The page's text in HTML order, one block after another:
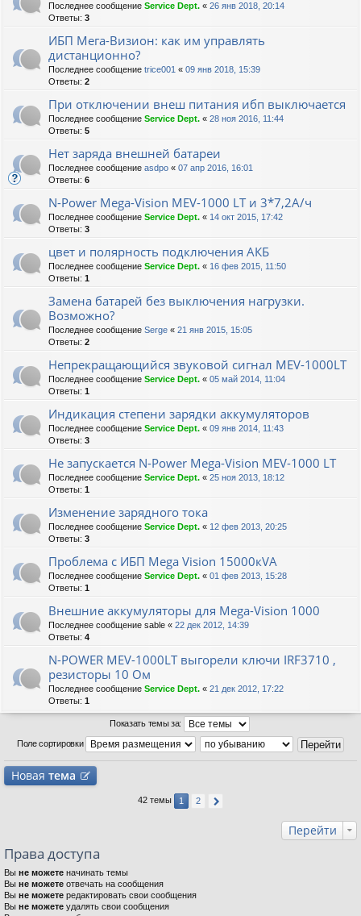
Последнее сообщение Service Dept. « 26 янв 2018, 20:14
Ответы: 3
ИБП Мега-Визион: как им управлять
дистанционно?
Последнее сообщение trice001 « 09 янв 2018, 15:39
Ответы: 2
При отключении внеш питания ибп выключается
Последнее сообщение Service Dept. « 28 ноя 2016, 11:44
Ответы: 5
Нет заряда внешней батареи
Последнее сообщение asdpo « 07 апр 2016, 16:01
Ответы: 6
N-Power Mega-Vision MEV-1000 LT и 3*7,2А/ч
Последнее сообщение Service Dept. « 14 окт 2015, 17:42
Ответы: 3
цвет и полярность подключения АКБ
Последнее сообщение Service Dept. « 16 фев 2015, 11:50
Ответы: 1
Замена батарей без выключения нагрузки.
Возможно?
Последнее сообщение Serge « 21 янв 2015, 15:05
Ответы: 2
Непрекращающийся звуковой сигнал MEV-1000LT
Последнее сообщение Service Dept. « 05 май 2014, 11:04
Ответы: 1
Индикация степени зарядки аккумуляторов
Последнее сообщение Service Dept. « 09 янв 2014, 11:43
Ответы: 3
Не запускается N-Power Mega-Vision MEV-1000 LT
Последнее сообщение Service Dept. « 25 ноя 2013, 18:12
Ответы: 1
Изменение зарядного тока
Последнее сообщение Service Dept. « 12 фев 2013, 20:25
Ответы: 3
Проблема с ИБП Mega Vision 15000кVA
Последнее сообщение Service Dept. « 01 фев 2013, 15:28
Ответы: 1
Внешние аккумуляторы для Mega-Vision 1000
Последнее сообщение sable « 22 дек 2012, 14:39
Ответы: 4
N-POWER MEV-1000LT выгорели ключи IRF3710 ,
резисторы 10 Ом
Последнее сообщение Service Dept. « 21 дек 2012, 17:22
Ответы: 1
Показать темы за:
Поле сортировки
Новая тема
42 темы 1 2
Перейти
Права доступа
Вы не можете начинать темы
Вы не можете отвечать на сообщения
Вы не можете редактировать свои сообщения
Вы не можете удалять свои сообщения